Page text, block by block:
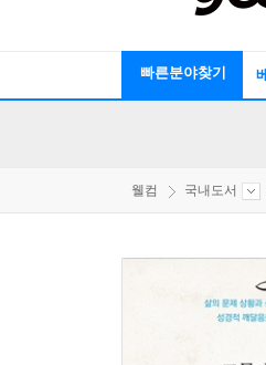
빠른분야찾기
웰컴 국내도서